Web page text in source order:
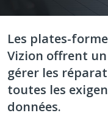
Les plates-
Vizion offrent
gérer les
toutes les
données.